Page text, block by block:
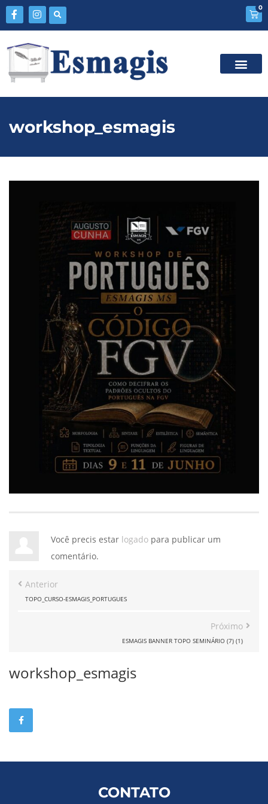
0
workshop_esmagis
Você precis estar logado para publicar um
comentário.
Anterior
TOPO_CURSO-ESMAGIS_PORTUGUES
Próximo
ESMAGIS BANNER TOPO SEMINÁRIO (7) (1)
workshop_esmagis
CONTATO